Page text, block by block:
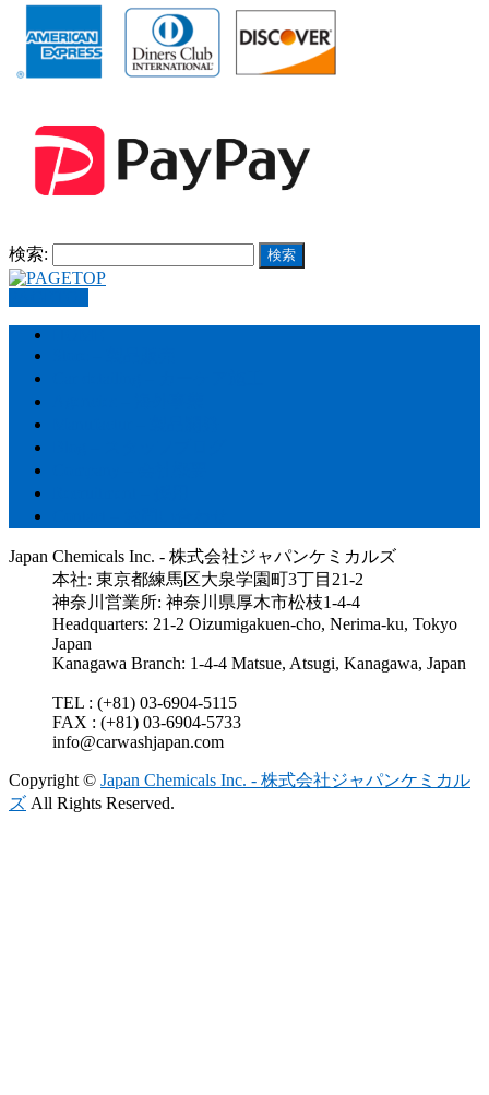
検索:
Japan Chemicals Inc. - 株式会社ジャパンケミカルズ
本社: 東京都練馬区大泉学園町3丁目21-2
神奈川営業所: 神奈川県厚木市松枝1-4-4
Headquarters: 21-2 Oizumigakuen-cho, Nerima-ku, Tokyo
Japan
Kanagawa Branch: 1-4-4 Matsue, Atsugi, Kanagawa, Japan
TEL : (+81) 03-6904-5115
FAX : (+81) 03-6904-5733
info@carwashjapan.com
Copyright © Japan Chemicals Inc. - 株式会社ジャパンケミカル
ズ All Rights Reserved.